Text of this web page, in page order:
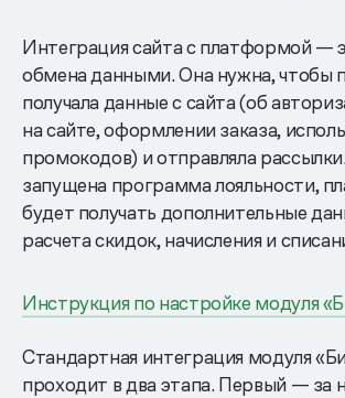
Интеграция сайта с платформой —
обмена данными. Она нужна, чтобы
получала данные с сайта (об
на сайте, оформлении заказа,
промокодов) и отправляла
запущена программа лояльности,
будет получать дополнительные
расчета скидок, начисления и
Инструкция по настройке модуля
Стандартная интеграция модуля
проходит в два этапа. Первый — за